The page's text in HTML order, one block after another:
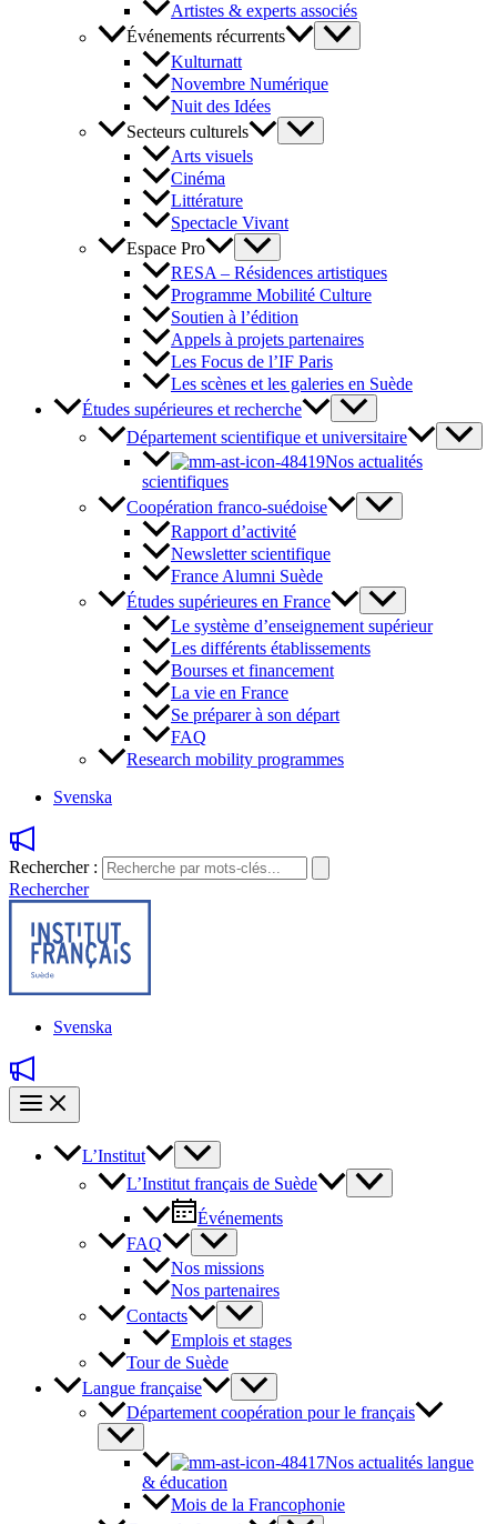
Artistes & experts associés
Événements récurrents
Kulturnatt
Novembre Numérique
Nuit des Idées
Secteurs culturels
Arts visuels
Cinéma
Littérature
Spectacle Vivant
Espace Pro
RESA – Résidences artistiques
Programme Mobilité Culture
Soutien à l’édition
Appels à projets partenaires
Les Focus de l’IF Paris
Les scènes et les galeries en Suède
Études supérieures et recherche
Département scientifique et universitaire
Nos actualités
scientifiques
Coopération franco-suédoise
Rapport d’activité
Newsletter scientifique
France Alumni Suède
Études supérieures en France
Le système d’enseignement supérieur
Les différents établissements
Bourses et financement
La vie en France
Se préparer à son départ
FAQ
Research mobility programmes
Svenska
Rechercher :
Rechercher
Svenska
L’Institut
L’Institut français de Suède
Événements
FAQ
Nos missions
Nos partenaires
Contacts
Emplois et stages
Tour de Suède
Langue française
Département coopération pour le français
Nos actualités langue
& éducation
Mois de la Francophonie